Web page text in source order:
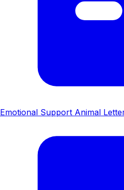
Emotional Support Animal